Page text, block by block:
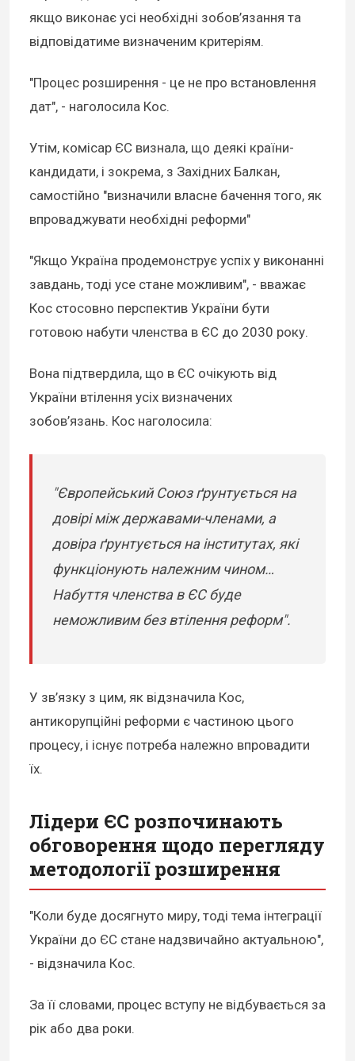
якщо виконає усі необхідні зобов’язання та
відповідатиме визначеним критеріям.
"Процес розширення - це не про встановлення
дат", - наголосила Кос.
Утім, комісар ЄС визнала, що деякі країни-
кандидати, і зокрема, з Західних Балкан,
самостійно "визначили власне бачення того, як
впроваджувати необхідні реформи"
"Якщо Україна продемонструє успіх у виконанні
завдань, тоді усе стане можливим", - вважає
Кос стосовно перспектив України бути
готовою набути членства в ЄС до 2030 року.
Вона підтвердила, що в ЄС очікують від
України втілення усіх визначених
зобов’язань. Кос наголосила:
"Європейський Союз ґрунтується на
довірі між державами-членами, а
довіра ґрунтується на інститутах, які
функціонують належним чином…
Набуття членства в ЄС буде
неможливим без втілення реформ".
У зв’язку з цим, як відзначила Кос,
антикорупційні реформи є частиною цього
процесу, і існує потреба належно впровадити
їх.
Лідери ЄС розпочинають
обговорення щодо перегляду
методології розширення
"Коли буде досягнуто миру, тоді тема інтеграції
України до ЄС стане надзвичайно актуальною",
- відзначила Кос.
За її словами, процес вступу не відбувається за
рік або два роки.